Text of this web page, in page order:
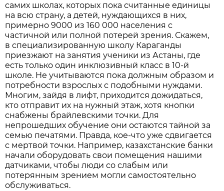
самих школах, которых пока считанные единицы
на всю страну, а детей, нуждающихся в них,
примерно 9000 из 160 000 населения с
частичной или полной потерей зрения. Скажем,
в специализированную школу Караганды
приезжают на занятия ученики из Астаны, где
есть только один инклюзивный класс в 10-й
школе. Не учитываются пока должным образом и
потребности взрослых с подобными нуждами.
Многим, зайдя в лифт, приходится дожидаться,
кто отправит их на нужный этаж, хотя кнопки
снабжены брайлевскими точки. Для
непрошедших обучение они остаются тайной за
семью печатями. Правда, кое-что уже сдвигается
с мертвой точки. Например, казахстанские банки
начали оборудовать свои помещения нашими
датчиками, чтобы люди со слабым или
потерянным зрением могли самостоятельно
обслуживаться.